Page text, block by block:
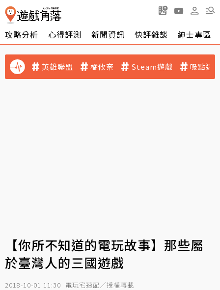
攻略分析 心得評測 新聞資訊 快評雜談 紳士專區
英雄聯盟 橘攸奈 Steam遊戲 吸點迷
【你所不知道的電玩故事】那些屬
於臺灣人的三國遊戲
2018-10-01 11:30 電玩宅速配／授權轉載